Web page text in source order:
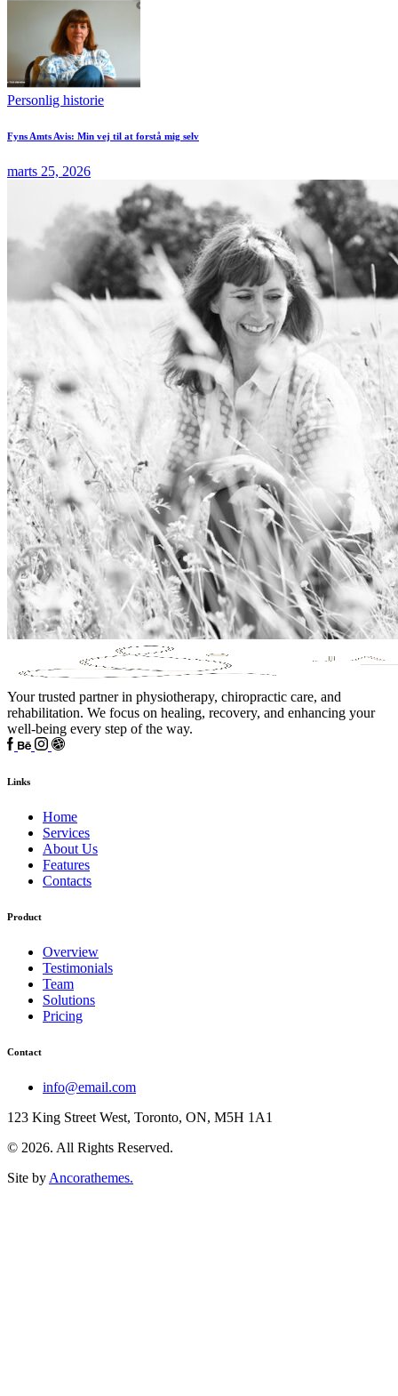
Personlig historie
Fyns Amts Avis: Min vej til at forstå mig selv
marts 25, 2026
Your trusted partner in physiotherapy, chiropractic care, and
rehabilitation. We focus on healing, recovery, and enhancing your
well-being every step of the way.
Links
Home
Services
About Us
Features
Contacts
Product
Overview
Testimonials
Team
Solutions
Pricing
Contact
info@email.com
123 King Street West, Toronto, ON, M5H 1A1
© 2026. All Rights Reserved.
Site by Ancorathemes.